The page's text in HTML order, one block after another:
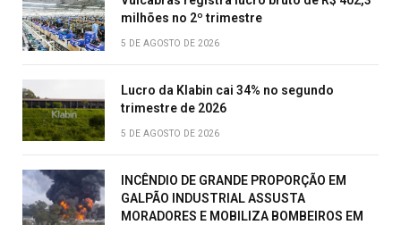
milhões no 2º trimestre
5 DE AGOSTO DE 2026
Lucro da Klabin cai 34% no segundo
trimestre de 2026
5 DE AGOSTO DE 2026
INCÊNDIO DE GRANDE PROPORÇÃO EM
GALPÃO INDUSTRIAL ASSUSTA
MORADORES E MOBILIZA BOMBEIROS EM